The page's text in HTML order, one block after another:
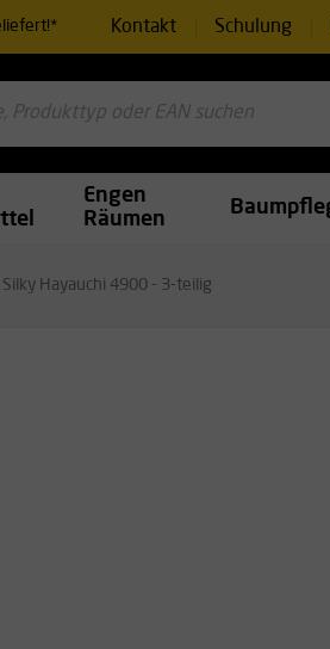
Kontakt Schulung
Engen
Räumen
Silky Hayauchi 4900 - 3-teilig